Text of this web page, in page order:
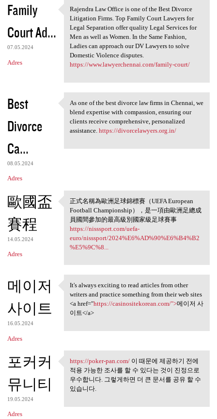
Family
Court Ad...
07.05.2024
Adres
Rajendra Law Office is one of
Rajendra Law Office is one of the Best Divorce
Litigation Firms. Top Family Court Lawyers for
Legal Separation offer quality Legal Services for
Men as well as Women. In the Same Fashion,
Ladies can approach our DV Lawyers to solve
Domestic Violence disputes.
https://www.lawyerchennai.com/family-court/
Best
Divorce
Ca...
08.05.2024
Adres
As one of the best divorce
As one of the best divorce law firms in Chennai, we
blend expertise with compassion, ensuring our
clients receive comprehensive, personalized
assistance. https://divorcelawyers.org.in/
歐國盃
賽程
14.05.2024
Adres
正式名稱為歐洲足球錦標賽
（UEFA European
正式名稱為歐洲足球錦標賽（UEFA European
Football Championship），是一項由歐洲足總成
員國間參加的最高級別國家級足球賽事
https://nisssport.com/uefa-
euro/nisssport/2024%E6%AD%90%E6%B4%B2
%E5%9C%8...
메이저
사이트
16.05.2024
Adres
It's always exciting to read
It's always exciting to read articles from other
writers and practice something from their web sites
<a href="https://casinositekorean.com/">메이저 사
이트</a>
포커커
뮤니티
19.05.2024
Adres
https://poker-pan.com/ 이 때문에
https://poker-pan.com/이 때문에 제공하기 전에
적용 가능한 조사를 할 수 있다는 것이 진정으로
우수합니다. 그렇게하면 더 큰 문서를 공유 할 수
있습니다.